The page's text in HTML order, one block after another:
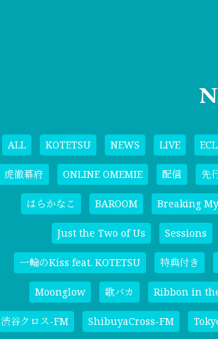
ALL KOTETSU NEWS LIVE
虎徹幕府 ONLINE OMEMIE 配信 先
はらかなこ BAROOM Breaking
Just the Two of Us Sessions
一輪のKiss feat. KOTETSU 特典付き
Moonglow 歌バカ Ribbon in
渋谷クロス-FM ShibuyaCross-FM